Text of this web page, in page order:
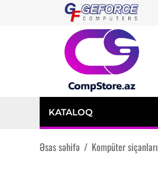
KATALOQ
Əsas səhifə / Kompüter siçanları